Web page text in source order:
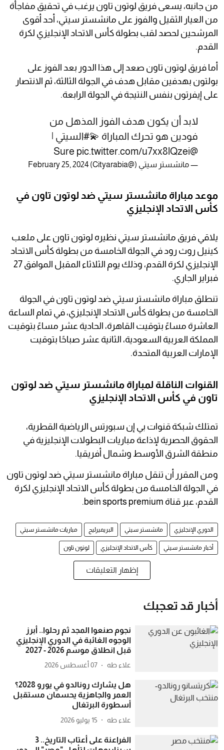
من جانبه، يسعى فريق لوتون تاون يرغب في تحقيق مفاجأة
من العيار الثقيل والفوز على مانشستر سيتي، أحد أقوى
المرشحين لحصد لقب بطولة كأس الاتحاد الإنجليزي لكرة
القدم.
أما فريق لوتون تاون صعد إلى هذا الدور بعد الفوز على
بولتون بهدفين مقابل هدف في الجولة الثالثة، ثم الانتصار
على إيفرتون بنفس النتيجة في الجولة الرابعة.
لابد أن يكون هدف الفوز المذهل من
فودين هو تحرك المباراة 💫#السيتي
@Sure
pic.twitter.com/u7xx8lQzei
— مانشستر سيتي (@Cityarabia) February 25, 2024
موعد مباراة مانشستر سيتي ضد لوتون تاون في
كأس الاتحاد الإنجليزي
يلاقي فريق مانشستر سيتي نظيره لوتون تاون على ملعب
كينيل روث رود في الجولة الخامسة من بطولة كأس الاتحاد
الإنجليزي لكرة القدم، وذلك يوم الثلاثاء المقبل الموافق 27
فبراير الجاري.
تنطلق مباراة مانشستر سيتي ضد لوتون تاون في الجولة
الخامسة من بطولة كأس الاتحاد الإنجليزي، في تمام الساعة
العاشرة مساءً بتوقيت القاهرة، الحادية عشر مساءً بتوقيت
المملكة العربية السعودية، الثانية عشر صباحًا بتوقيت
الإمارات العربية المتحدة.
القنوات الناقلة لمباراة مانشستر سيتي ضد لوتون
تاون في كأس الاتحاد الإنجليزي
تمتلك شبكة قنوات بي إن سبورتس الرياضية القطرية،
الحقوق الحصرية لإذاعة مباريات البطولات الإنجليزية في
منطقة الشرق الأوسط وشمال أفريقيا.
ومن المقرر أن تنقل مباراة مانشستر سيتي ضد لوتون تاون
في الجولة الخامسة من بطولة كأس الاتحاد الإنجليزي لكرة
القدم، عبر قناة bein sports premium.
الدوري الإنجليزي مانشستر سيتي البريميرليج مباريات مانشستر سيتي
أخبار مانشستر سيتي كأس الاتحاد الإنجليزي لوتون تاون
إظهار التعليقات
أخبار قد تعجبك
نجوم صنعوا المجد ثم رحلوا.. أبرز
الوجوه الغائبة في الدوري الإنجليزي
قبل انطلاق موسم 2026 - 2027
علاء طه 07 أغسطس 2026
هل يشارك رونالدو في يورو 2028؟
العمر والجاهزية يحسمان مستقبل
أسطورة البرتغال
علاء طه 15 يوليو 2026
الفراعنة على أعتاب التاريخ.. 3